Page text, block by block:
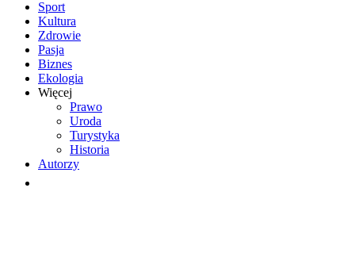
Sport
Kultura
Zdrowie
Pasja
Biznes
Ekologia
Więcej
Prawo
Uroda
Turystyka
Historia
Autorzy